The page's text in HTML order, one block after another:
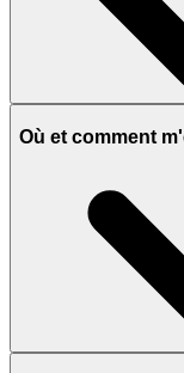
Où et comment